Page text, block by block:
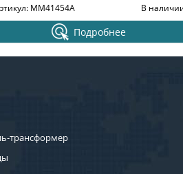
MM41454A
В
Подробнее
трансформер